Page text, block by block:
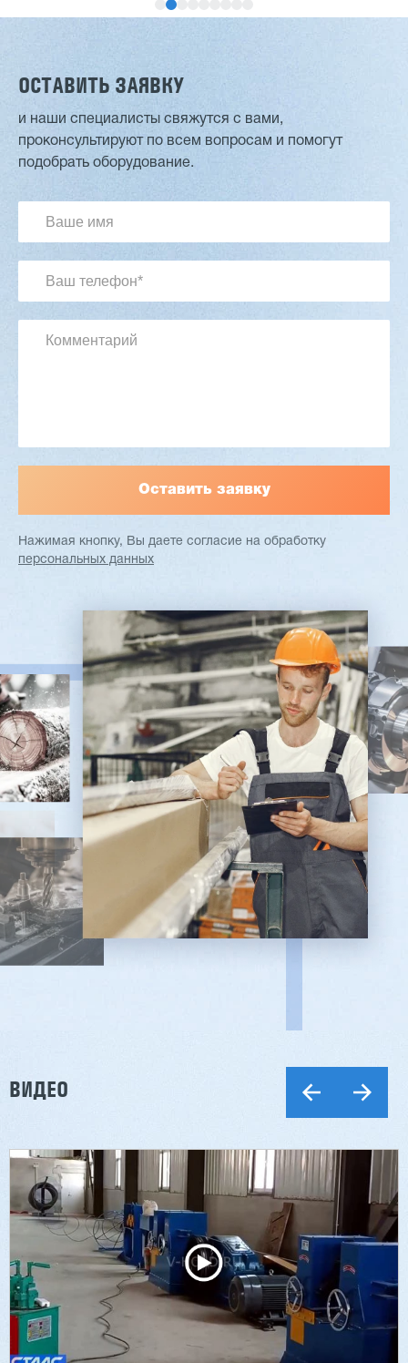
Двухсторонний шипорез MX6015
2 854 839 ₽
Артикул: 2497
Станок проходного типа
ОСТАВИТЬ ЗАЯВКУ
и наши специалисты свяжутся с вами,
проконсультируют по всем вопросам и помогут
подобрать оборудование.
Нажимая кнопку, Вы даете согласие на обработку
персональных данных
ВИДЕО